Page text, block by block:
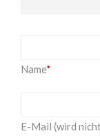
Name*
E-Mail (wird